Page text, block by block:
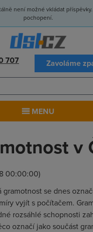
není možné vkládat
pochopení.
707 Zavoláme
MENU
v
00:00:00)
gramotnost se dnes
vyjít s počítačem.
rozsáhlé schopnosti
označí jako součást